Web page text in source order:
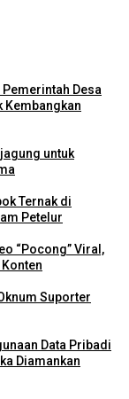
Pemerintah Desa
Kembangkan
untuk
Ternak di
Petelur
“Pocong” Viral,
Suporter
Data Pribadi
Diamankan